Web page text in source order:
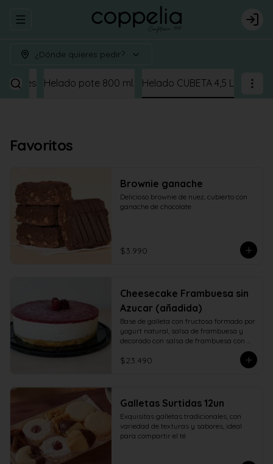
Abrir menu de navegación Login
¿Dónde quieres pedir?
Helado pote 800 ml. Helado CUBETA 4,5 L
Favoritos
Brownie ganache
Delicioso brownie de nuez, cubierto con
ganache de chocolate
$3.990
Cheesecake Frambuesa sin
Azucar (añadida)
Base de galleta con fructosa formado por
yogurt natural, salsa de frambuesa y
decorado con salsa de frambuesa con
$23.490
Galletas Surtidas 12un
Exquisitas galletas tradicionales, con
variedad de texturas y sabores, ideal
para compartir el té